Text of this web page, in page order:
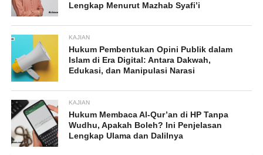
Lengkap Menurut Mazhab Syafi’i
KAJIAN
Hukum Pembentukan Opini Publik dalam
Islam di Era Digital: Antara Dakwah,
Edukasi, dan Manipulasi Narasi
KAJIAN
Hukum Membaca Al-Qur’an di HP Tanpa
Wudhu, Apakah Boleh? Ini Penjelasan
Lengkap Ulama dan Dalilnya